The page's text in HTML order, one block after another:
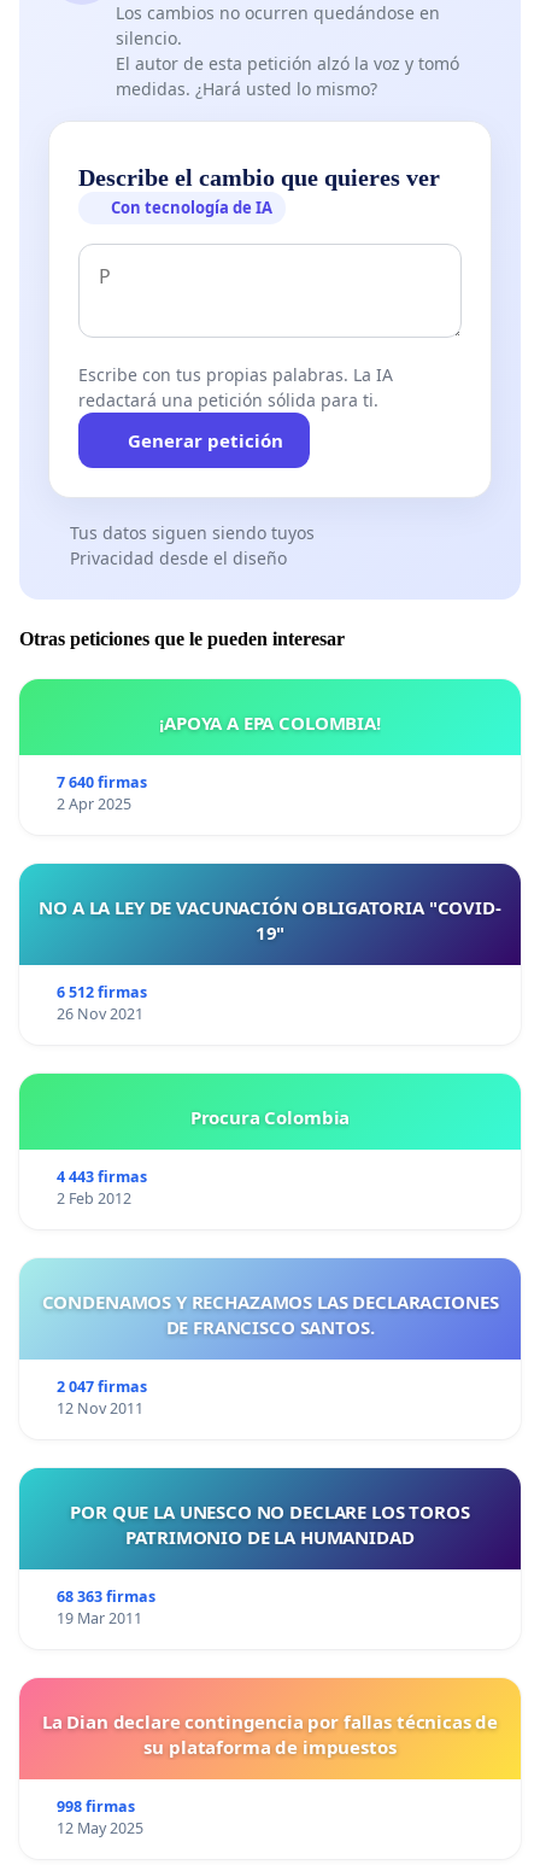
Los cambios no ocurren quedándose en
silencio.
El autor de esta petición alzó la voz y tomó
medidas. ¿Hará usted lo mismo?
Describe el cambio que quieres ver
Con tecnología de IA
Escribe con tus propias palabras. La IA
redactará una petición sólida para ti.
Generar petición
Tus datos siguen siendo tuyos
Privacidad desde el diseño
Otras peticiones que le pueden interesar
¡APOYA A EPA COLOMBIA!
7 640 firmas
2 Apr 2025
NO A LA LEY DE VACUNACIÓN OBLIGATORIA "COVID-
19"
6 512 firmas
26 Nov 2021
Procura Colombia
4 443 firmas
2 Feb 2012
CONDENAMOS Y RECHAZAMOS LAS DECLARACIONES
DE FRANCISCO SANTOS.
2 047 firmas
12 Nov 2011
POR QUE LA UNESCO NO DECLARE LOS TOROS
PATRIMONIO DE LA HUMANIDAD
68 363 firmas
19 Mar 2011
La Dian declare contingencia por fallas técnicas de
su plataforma de impuestos
998 firmas
12 May 2025